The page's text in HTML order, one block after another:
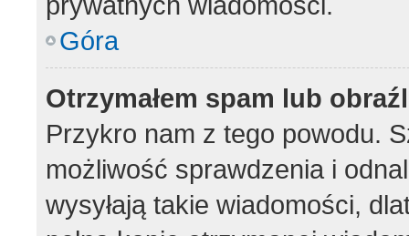
Góra
Otrzymałem spam lub
Przykro nam z tego powodu.
możliwość sprawdzenia i
wysyłają takie wiadomości,